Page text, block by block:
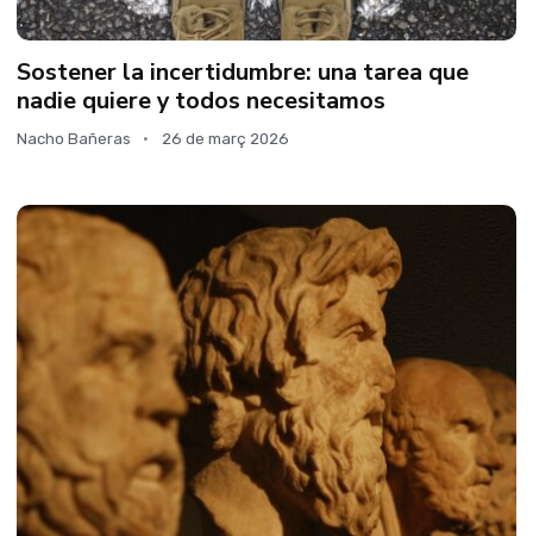
Sostener la incertidumbre: una tarea que
nadie quiere y todos necesitamos
Nacho Bañeras 26 de març 2026